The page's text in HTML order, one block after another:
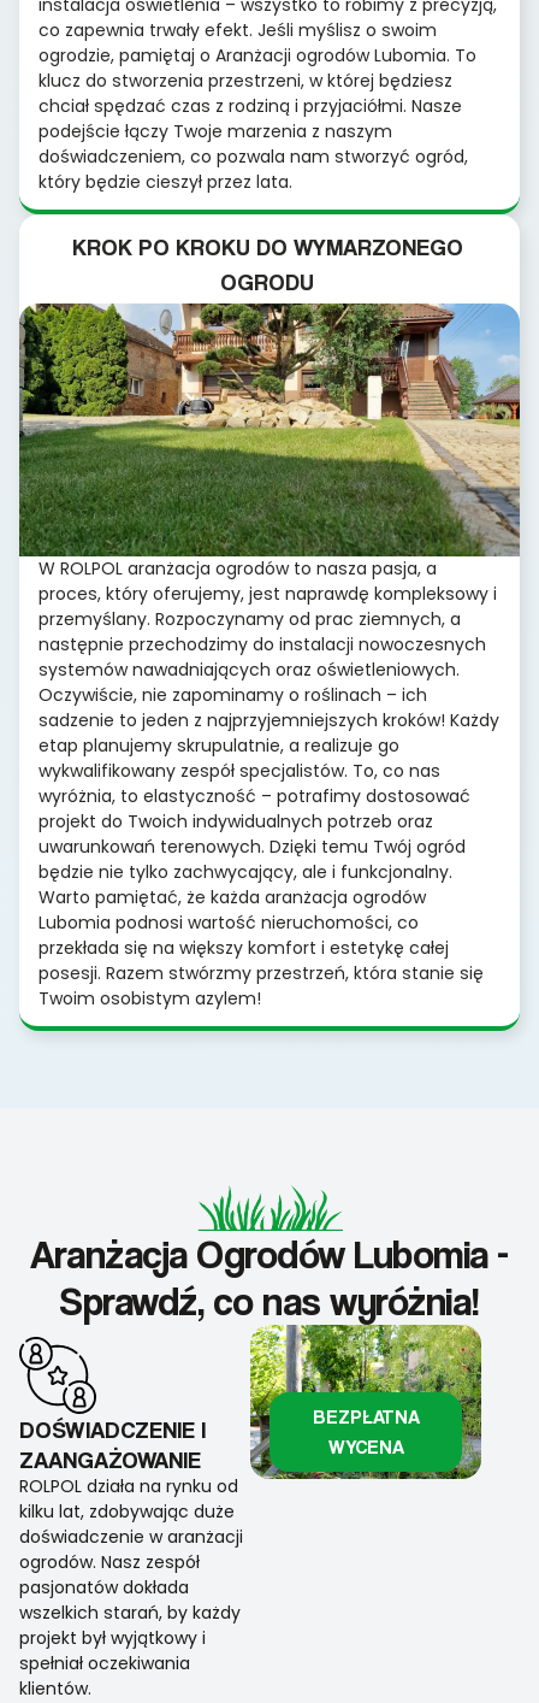
instalacja oświetlenia – wszystko to robimy z precyzją,
co zapewnia trwały efekt. Jeśli myślisz o swoim
ogrodzie, pamiętaj o Aranżacji ogrodów Lubomia. To
klucz do stworzenia przestrzeni, w której będziesz
chciał spędzać czas z rodziną i przyjaciółmi. Nasze
podejście łączy Twoje marzenia z naszym
doświadczeniem, co pozwala nam stworzyć ogród,
który będzie cieszył przez lata.
KROK PO KROKU DO WYMARZONEGO
OGRODU
W ROLPOL aranżacja ogrodów to nasza pasja, a
proces, który oferujemy, jest naprawdę kompleksowy i
przemyślany. Rozpoczynamy od prac ziemnych, a
następnie przechodzimy do instalacji nowoczesnych
systemów nawadniających oraz oświetleniowych.
Oczywiście, nie zapominamy o roślinach – ich
sadzenie to jeden z najprzyjemniejszych kroków! Każdy
etap planujemy skrupulatnie, a realizuje go
wykwalifikowany zespół specjalistów. To, co nas
wyróżnia, to elastyczność – potrafimy dostosować
projekt do Twoich indywidualnych potrzeb oraz
uwarunkowań terenowych. Dzięki temu Twój ogród
będzie nie tylko zachwycający, ale i funkcjonalny.
Warto pamiętać, że każda aranżacja ogrodów
Lubomia podnosi wartość nieruchomości, co
przekłada się na większy komfort i estetykę całej
posesji. Razem stwórzmy przestrzeń, która stanie się
Twoim osobistym azylem!
Aranżacja Ogrodów Lubomia -
Sprawdź, co nas wyróżnia!
DOŚWIADCZENIE I
ZAANGAŻOWANIE
ROLPOL działa na rynku od
kilku lat, zdobywając duże
doświadczenie w aranżacji
ogrodów. Nasz zespół
pasjonatów dokłada
wszelkich starań, by każdy
projekt był wyjątkowy i
spełniał oczekiwania
klientów.
BEZPŁATNA
WYCENA